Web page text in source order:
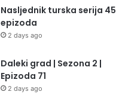
Nasljednik turska serija 45
epizoda
2 days ago
Daleki grad | Sezona 2 |
Epizoda 71
2 days ago